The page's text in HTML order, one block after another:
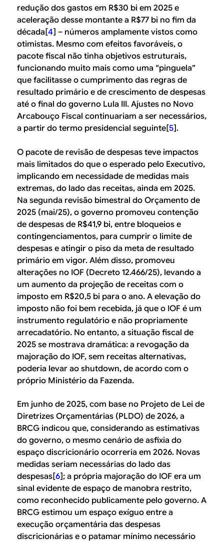
redução dos gastos em R$30 bi em 2025 e
aceleração desse montante a R$77 bi no fim da
década[4] – números amplamente vistos como
otimistas. Mesmo com efeitos favoráveis, o
pacote fiscal não tinha objetivos estruturais,
funcionando muito mais como uma “pinguela”
que facilitasse o cumprimento das regras de
resultado primário e de crescimento de despesas
até o final do governo Lula III. Ajustes no Novo
Arcabouço Fiscal continuariam a ser necessários,
a partir do termo presidencial seguinte[5].
O pacote de revisão de despesas teve impactos
mais limitados do que o esperado pelo Executivo,
implicando em necessidade de medidas mais
extremas, do lado das receitas, ainda em 2025.
Na segunda revisão bimestral do Orçamento de
2025 (mai/25), o governo promoveu contenção
de despesas de R$41,9 bi, entre bloqueios e
contingenciamentos, para cumprir o limite de
despesas e atingir o piso da meta de resultado
primário em vigor. Além disso, promoveu
alterações no IOF (Decreto 12.466/25), levando a
um aumento da projeção de receitas com o
imposto em R$20,5 bi para o ano. A elevação do
imposto não foi bem recebida, já que o IOF é um
instrumento regulatório e não propriamente
arrecadatório. No entanto, a situação fiscal de
2025 se mostrava dramática: a revogação da
majoração do IOF, sem receitas alternativas,
poderia levar ao shutdown, de acordo com o
próprio Ministério da Fazenda.
Em junho de 2025, com base no Projeto de Lei de
Diretrizes Orçamentárias (PLDO) de 2026, a
BRCG indicou que, considerando as estimativas
do governo, o mesmo cenário de asfixia do
espaço discricionário ocorreria em 2026. Novas
medidas seriam necessárias do lado das
despesas[6]; a própria majoração do IOF era um
sinal evidente de espaço de manobra restrito,
como reconhecido publicamente pelo governo. A
BRCG estimou um espaço exíguo entre a
execução orçamentária das despesas
discricionárias e o patamar mínimo necessário